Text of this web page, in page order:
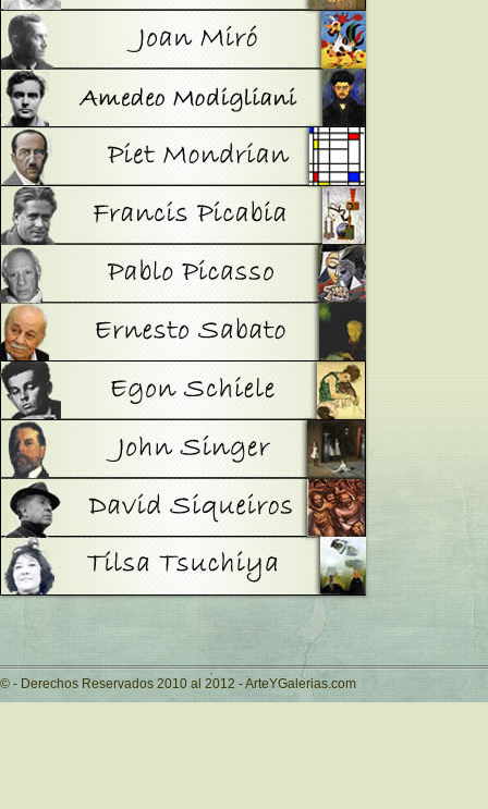
© - Derechos Reservados 2010 al 2012 - ArteYGalerias.com